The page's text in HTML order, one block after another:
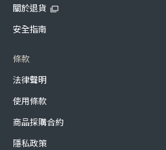
關於退貨
安全指南
條款
法律聲明
使用條款
商品採購合約
隱私政策